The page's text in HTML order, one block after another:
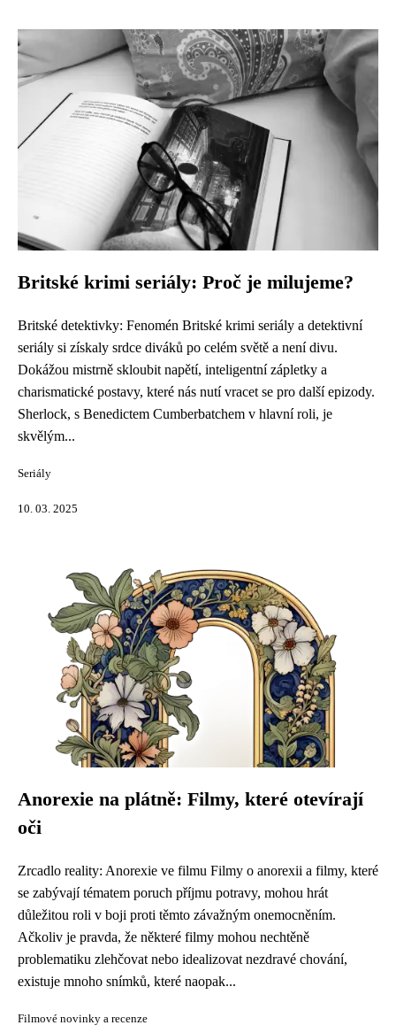
Britské krimi seriály: Proč je milujeme?
Britské detektivky: Fenomén Britské krimi seriály a detektivní
seriály si získaly srdce diváků po celém světě a není divu.
Dokážou mistrně skloubit napětí, inteligentní zápletky a
charismatické postavy, které nás nutí vracet se pro další epizody.
Sherlock, s Benedictem Cumberbatchem v hlavní roli, je
skvělým...
Seriály
10. 03. 2025
Anorexie na plátně: Filmy, které otevírají
oči
Zrcadlo reality: Anorexie ve filmu Filmy o anorexii a filmy, které
se zabývají tématem poruch příjmu potravy, mohou hrát
důležitou roli v boji proti těmto závažným onemocněním.
Ačkoliv je pravda, že některé filmy mohou nechtěně
problematiku zlehčovat nebo idealizovat nezdravé chování,
existuje mnoho snímků, které naopak...
Filmové novinky a recenze